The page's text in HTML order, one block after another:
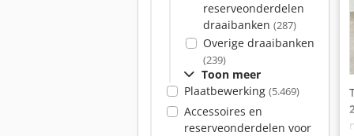
reserveonderdelen
draaibanken (287)
Overige draaibanken
(239)
Toon meer
Plaatbewerking (5.469)
Accessoires en
reserveonderdelen voor